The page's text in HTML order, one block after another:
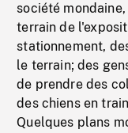
société
terrain de
stationnement,
le terrain; des
de prendre des
des chiens en
Quelques plans